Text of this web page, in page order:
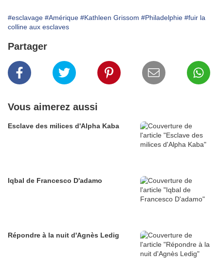
#esclavage #Amérique #Kathleen Grissom #Philadelphie #fuir la
colline aux esclaves
Partager
Vous aimerez aussi
Esclave des milices d'Alpha Kaba
Iqbal de Francesco D'adamo
Répondre à la nuit d'Agnès Ledig